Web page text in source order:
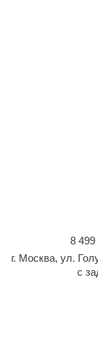
8 499
г. Москва, ул.
с